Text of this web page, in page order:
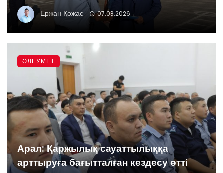
Ержан Қожас 07.08.2026
Арал: Қаржылық сауаттылыққа
арттыруға бағытталған кездесу өтті
ӘЛЕУМЕТ